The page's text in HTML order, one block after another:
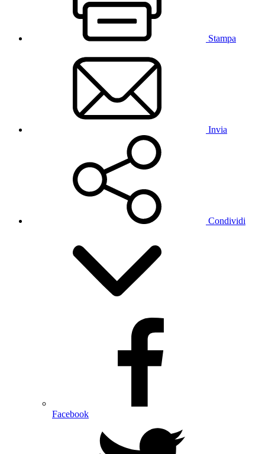
Stampa
Invia
Condividi
Facebook